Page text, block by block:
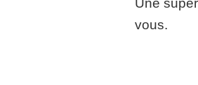
vous.